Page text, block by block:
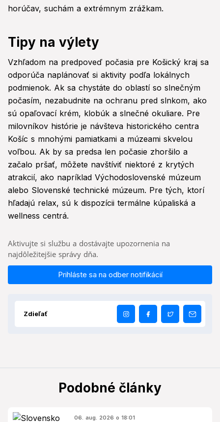
horúčav, suchám a extrémnym zrážkam.
Tipy na výlety
Vzhľadom na predpoveď počasia pre Košický kraj sa
odporúča naplánovať si aktivity podľa lokálnych
podmienok. Ak sa chystáte do oblastí so slnečným
počasím, nezabudnite na ochranu pred slnkom, ako
sú opaľovací krém, klobúk a slnečné okuliare. Pre
milovníkov histórie je návšteva historického centra
Košíc s mnohými pamiatkami a múzeami skvelou
voľbou. Ak by sa predsa len počasie zhoršilo a
začalo pršať, môžete navštíviť niektoré z krytých
atrakcií, ako napríklad Východoslovenské múzeum
alebo Slovenské technické múzeum. Pre tých, ktorí
hľadajú relax, sú k dispozícii termálne kúpaliská a
wellness centrá.
Aktivujte si službu a dostávajte upozornenia na
najdôležitejšie správy dňa.
Prihláste sa na odber notifikácií
Zdieľať
Podobné články
06. aug. 2026 o 18:01